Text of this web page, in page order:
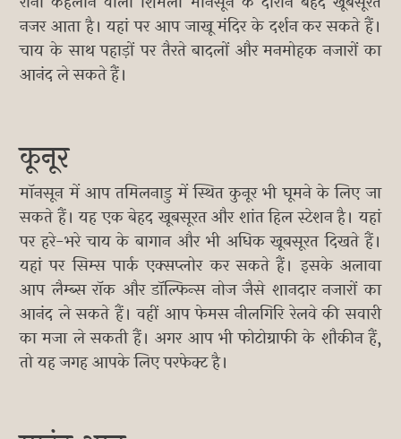
नजर आता है। यहां पर आप जाखू मंदिर के दर्शन कर सकते हैं।
चाय के साथ पहाड़ों पर तैरते बादलों और मनमोहक नजारों का
आनंद ले सकते हैं।
कूनूर
मॉनसून में आप तमिलनाडु में स्थित कुनूर भी घूमने के लिए जा
सकते हैं। यह एक बेहद खूबसूरत और शांत हिल स्टेशन है। यहां
पर हरे-भरे चाय के बागान और भी अधिक खूबसूरत दिखते हैं।
यहां पर सिम्स पार्क एक्सप्लोर कर सकते हैं। इसके अलावा
आप लैम्ब्स रॉक और डॉल्फिन्स नोज जैसे शानदार नजारों का
आनंद ले सकते हैं। वहीं आप फेमस नीलगिरि रेलवे की सवारी
का मजा ले सकती हैं। अगर आप भी फोटोग्राफी के शौकीन हैं,
तो यह जगह आपके लिए परफेक्ट है।